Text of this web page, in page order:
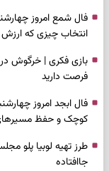
انتخاب چیزی که ارزش
فرصت دارید
کوچک و حفظ
طرز تهیه لوبیا پلو
جاافتاده